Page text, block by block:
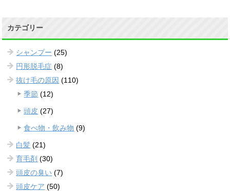
カテゴリー
シャンプー (25)
円形脱毛症 (8)
抜け毛の原因 (110)
季節 (12)
頭皮 (27)
食べ物・飲み物 (9)
白髪 (21)
育毛剤 (30)
頭皮の臭い (7)
頭皮ケア (50)